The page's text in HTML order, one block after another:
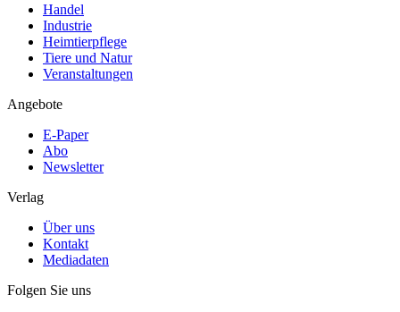
Handel
Industrie
Heimtierpflege
Tiere und Natur
Veranstaltungen
Angebote
E-Paper
Abo
Newsletter
Verlag
Über uns
Kontakt
Mediadaten
Folgen Sie uns